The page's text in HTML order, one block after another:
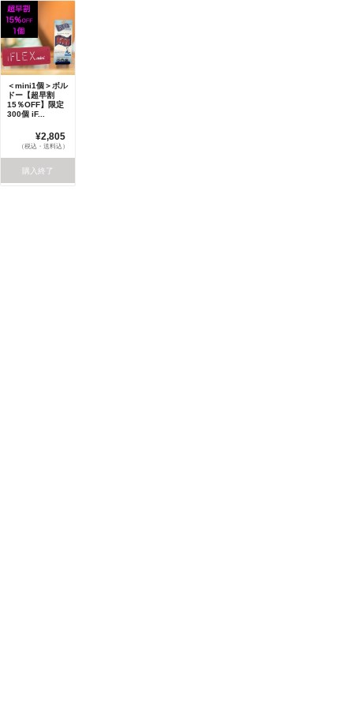
＜mini1個＞ボル
ドー【超早割
15％OFF】限定
300個 iF...
¥2,805
（税込・送料込）
購入終了